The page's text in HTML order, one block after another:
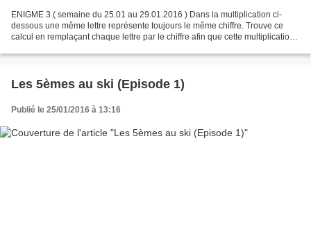
ENIGME 3 ( semaine du 25.01 au 29.01.2016 ) Dans la multiplication ci-
dessous une même lettre représente toujours le même chiffre. Trouve ce
calcul en remplaçant chaque lettre par le chiffre afin que cette multiplication
Les 5èmes au ski (Episode 1)
Publié le 25/01/2016 à 13:16